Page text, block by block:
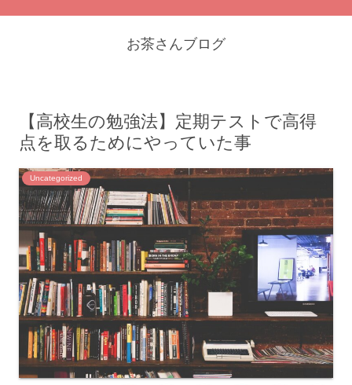
お茶さんブログ
【高校生の勉強法】定期テストで高得
点を取るためにやっていた事
Uncategorized